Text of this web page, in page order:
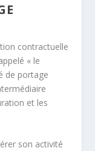
contractuelle
« le
de portage
et les
son activité